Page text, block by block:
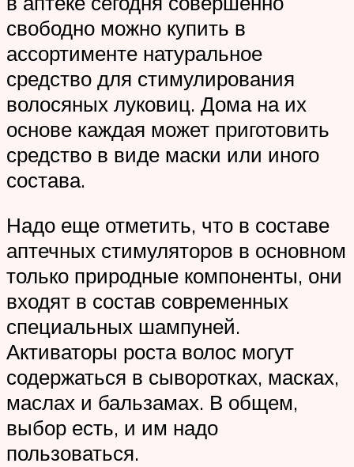
свободно можно купить в
ассортименте натуральное
средство для стимулирования
волосяных луковиц. Дома на их
основе каждая может приготовить
средство в виде маски или иного
состава.
Надо еще отметить, что в составе
аптечных стимуляторов в основном
только природные компоненты, они
входят в состав современных
специальных шампуней.
Активаторы роста волос могут
содержаться в сыворотках, масках,
маслах и бальзамах. В общем,
выбор есть, и им надо
пользоваться.